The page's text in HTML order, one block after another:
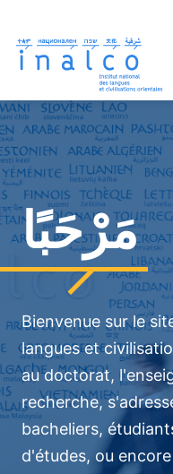
contenu
principal
Bannière
de
page
d'accueil
مَرْحَبًا
Bienvenue sur le
langues et
au doctorat,
recherche,
bacheliers,
d'études, ou